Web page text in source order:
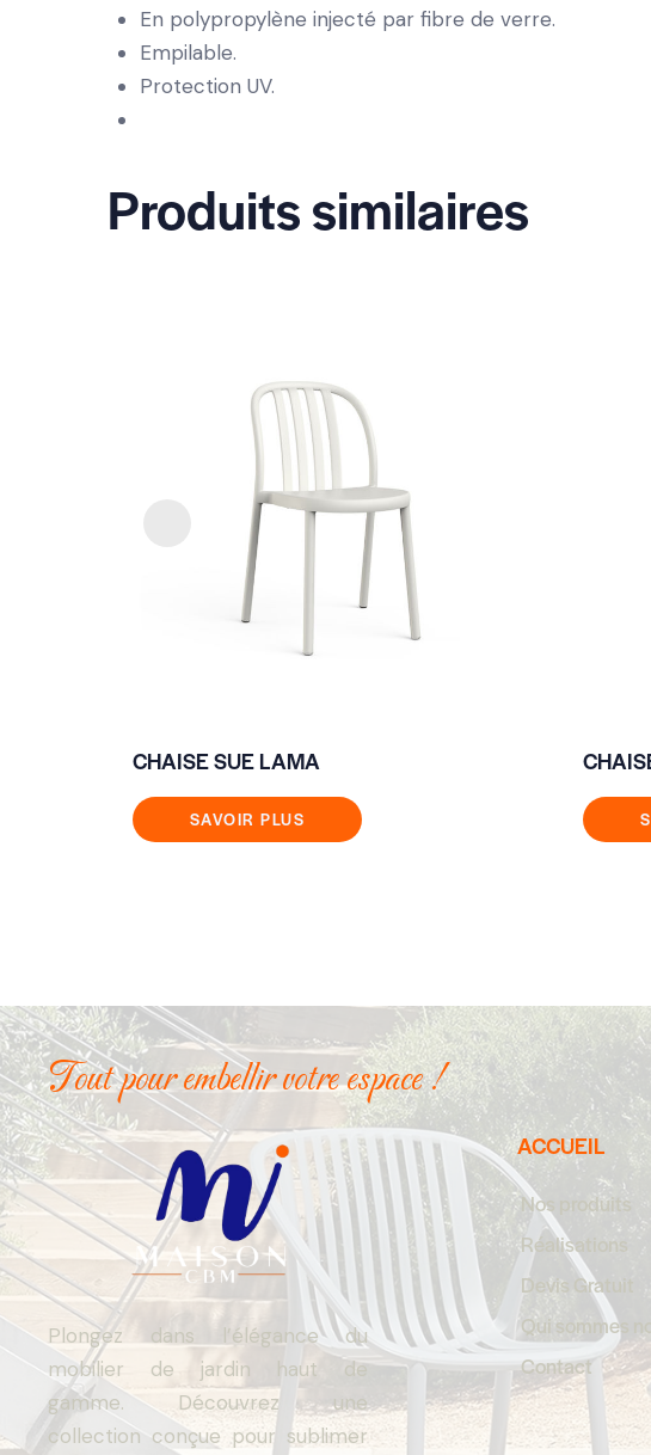
En polypropylène injecté par fibre de verre.
Empilable.
Protection UV.
Produits similaires
CHAISE SUE LAMA
SAVOIR PLUS
Tout pour embellir votre espace !
Plongez dans l’élégance du
mobilier de jardin haut de
gamme. Découvrez une
collection conçue pour sublimer
ACCUEIL
Nos produits
Réalisations
Devis Gratuit
Qui sommes
Contact